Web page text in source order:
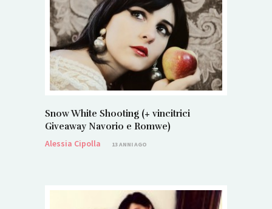
Snow White Shooting (+ vincitrici
Giveaway Navorio e Romwe)
Alessia Cipolla
13 ANNI AGO